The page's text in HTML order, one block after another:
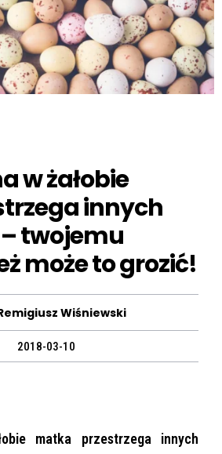
w żałobie
innych
twojemu
może to grozić!
Wiśniewski
2018-03-10
matka przestrzega innych